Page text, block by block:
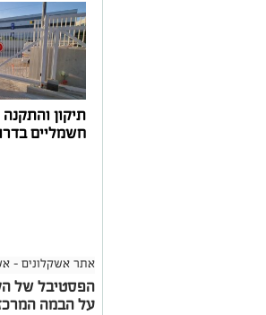
במהלך הפגישה
העגינה לא
התחשבות בעוגנים
הודגש כי גם לאחר
בישראל,
לרווחת בעלי כלי
תיקון
חשמליים
אתר אשקלונים -
הפסטיבל של
על הבמה